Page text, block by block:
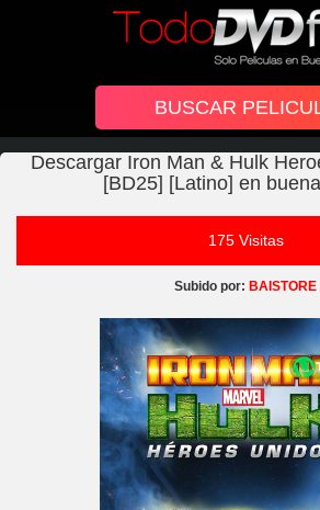
Descargar Iron Man & Hulk
[BD25] [Latino] en
175 Visitas
Subido por: BAISTORE